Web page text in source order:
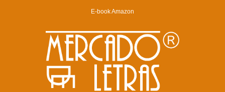
E-book Amazon